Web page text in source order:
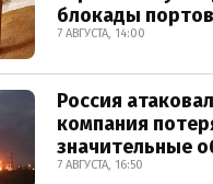
блокады портов
7 АВГУСТА, 14:00
Россия
компания
значительные
7 АВГУСТА, 16:50